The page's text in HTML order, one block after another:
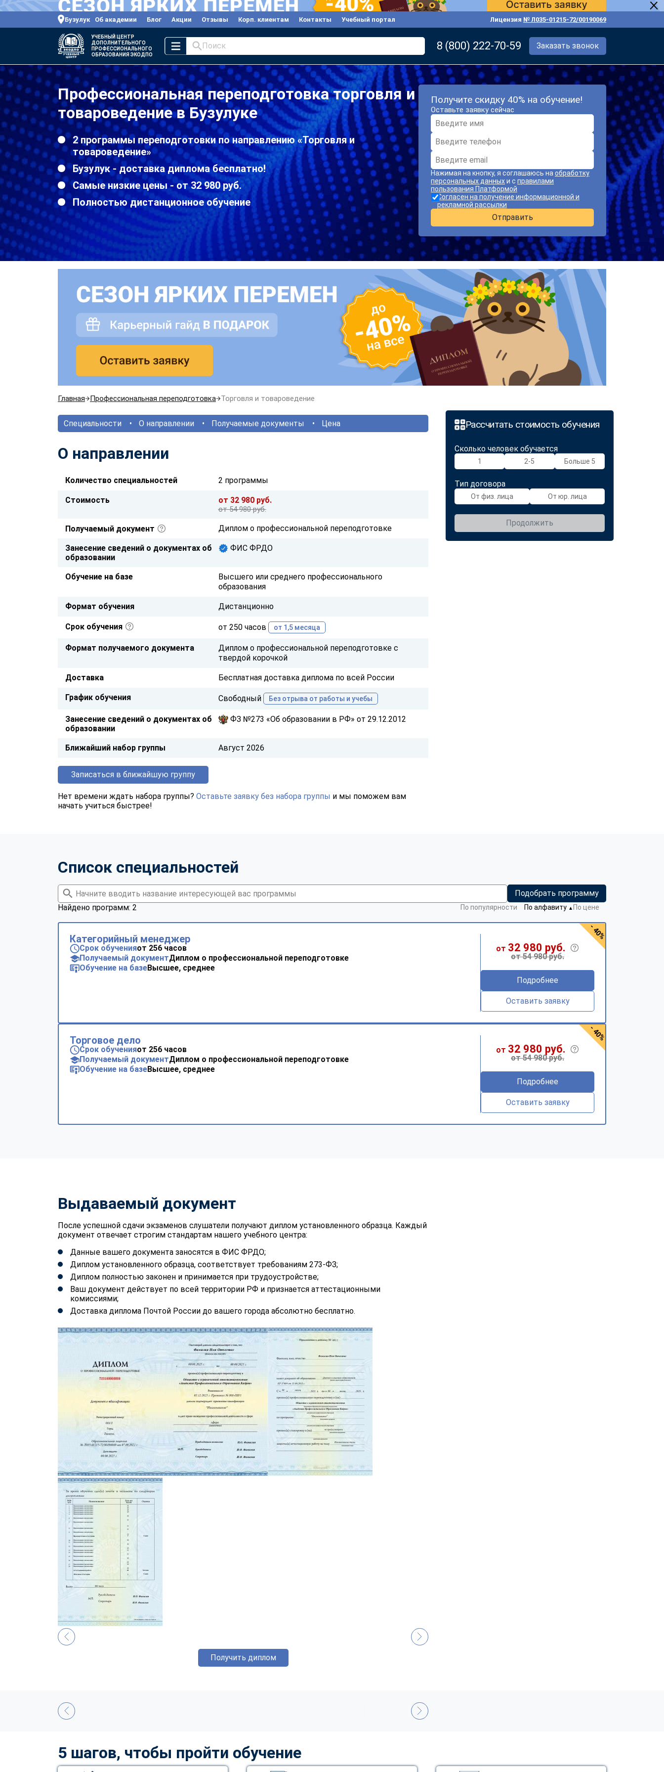
Бузулук Об академии Блог Акции Отзывы Корп. клиентам Контакты Учебный портал Лицензия № Л035-01215-72/00190069
УЧЕБНЫЙ ЦЕНТР
ДОПОЛНИТЕЛЬНОГО
ПРОФЕССИОНАЛЬНОГО
ОБРАЗОВАНИЯ ЭКОДПО
Поиск 8 (800) 222-70-59 Заказать звонок
Профессиональная переподготовка торговля и
товароведение в Бузулуке
2 программы переподготовки по направлению «Торговля и
товароведение»
Бузулук - доставка диплома бесплатно!
Самые низкие цены - от 32 980 руб.
Полностью дистанционное обучение
Получите скидку 40% на обучение!
Оставьте заявку сейчас
Нажимая на кнопку, я соглашаюсь на обработку
персональных данныхи с правилами
пользования Платформой
Согласен на получение информационной и
рекламной рассылки
Отправить
Главная Профессиональная переподготовка Торговля и товароведение
Рассчитать стоимость обучения
Сколько человек обучается
1 2-5 Больше 5
Тип договора
От физ. лица От юр. лица
Продолжить
Специальности О направлении Получаемые документы Цена
О направлении
Количество специальностей 2 программы
Стоимость от 32 980 руб.
от 54 980 руб.
Получаемый документ Диплом о профессиональной переподготовке
Занесение сведений о документах об
образовании
ФИС ФРДО
Обучение на базе
Высшего или среднего профессионального
образования
Формат обучения Дистанционно
Срок обучения от 250 часов от 1,5 месяца
Формат получаемого документа
Диплом о профессиональной переподготовке с
твердой корочкой
Доставка Бесплатная доставка диплома по всей России
График обучения Свободный Без отрыва от работы и учебы
Занесение сведений о документах об
образовании
ФЗ №273 «Об образовании в РФ» от 29.12.2012
Ближайший набор группы Август 2026
Записаться в ближайшую группу
Нет времени ждать набора группы? Оставьте заявку без набора группы и мы поможем вам
начать учиться быстрее!
Список специальностей
Подобрать программу
Найдено программ: 2
По популярности По алфавиту ▼ По цене
Категорийный менеджер
Срок обученияот 256 часов
Получаемый документДиплом о профессиональной переподготовке
Обучение на базеВысшее, среднее
от 32 980 руб.
от 54 980 руб.
Подробнее
Оставить заявку
- 40%
Торговое дело
Срок обученияот 256 часов
Получаемый документДиплом о профессиональной переподготовке
Обучение на базеВысшее, среднее
от 32 980 руб.
от 54 980 руб.
Подробнее
Оставить заявку
- 40%
Выдаваемый документ
После успешной сдачи экзаменов слушатели получают диплом установленного образца. Каждый
документ отвечает строгим стандартам нашего учебного центра:
Данные вашего документа заносятся в ФИС ФРДО;
Диплом установленного образца, соответствует требованиям 273-ФЗ;
Диплом полностью законен и принимается при трудоустройстве;
Ваш документ действует по всей территории РФ и признается аттестационными
комиссиями;
Доставка диплома Почтой России до вашего города абсолютно бесплатно.
Получить диплом
5 шагов, чтобы пройти обучение